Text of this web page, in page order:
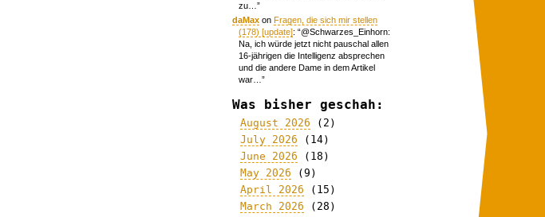
zu… ”
daMax onFragen, die sich mir stellen
(178) [update]: “@Schwarzes_Einhorn:
Na, ich würde jetzt nicht pauschal allen
16-jährigen die Intelligenz absprechen
und die andere Dame in dem Artikel
war… ”
Was bisher geschah:
August 2026 (2)
July 2026 (14)
June 2026 (18)
May 2026 (9)
April 2026 (15)
March 2026 (28)